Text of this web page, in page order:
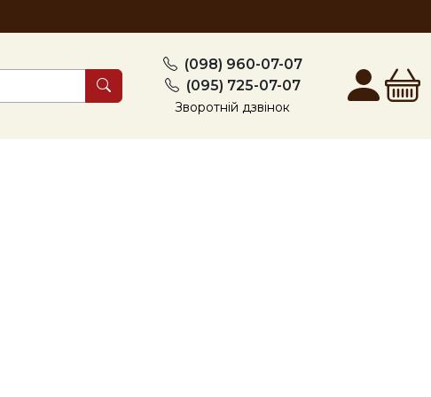
(098) 960-07-07
(095) 725-07-07
Зворотній дзвінок